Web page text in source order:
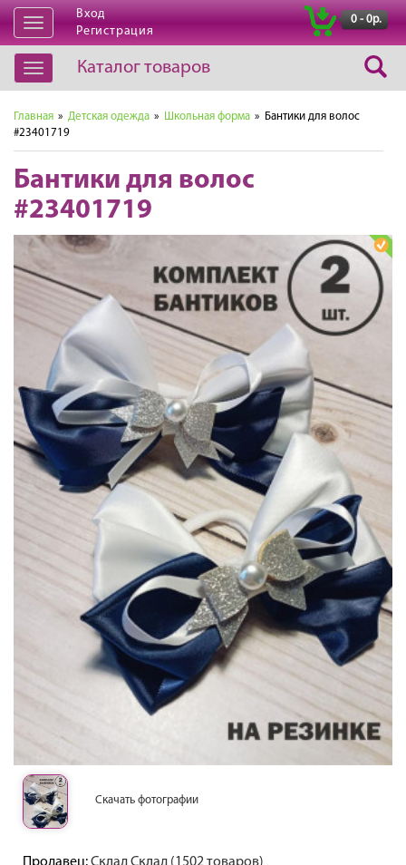
Открыть
навигацию
Вход
Регистрация
0 - 0р.
Открыть
навигацию
Каталог товаров
Главная » Детская одежда » Школьная форма » Бантики для волос
#23401719
Бантики для волос
#23401719
Скачать фотографии